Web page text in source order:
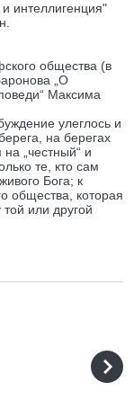
интеллигенция"
общества (в
„О
Максима
улеглось и
на берегах
„честный“ и
те, кто сам
Бога; к
общества, которая
или другой